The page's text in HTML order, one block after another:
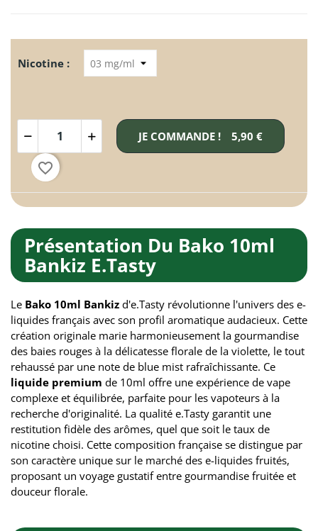
Nicotine :
JE COMMANDE ! 5,90 €
favorite_border
Présentation Du Bako 10ml
Bankiz E.Tasty
Le Bako 10ml Bankiz d'e.Tasty révolutionne l'univers des e-
liquides français avec son profil aromatique audacieux. Cette
création originale marie harmonieusement la gourmandise
des baies rouges à la délicatesse florale de la violette, le tout
rehaussé par une note de blue mist rafraîchissante. Ce
liquide premium de 10ml offre une expérience de vape
complexe et équilibrée, parfaite pour les vapoteurs à la
recherche d'originalité. La qualité e.Tasty garantit une
restitution fidèle des arômes, quel que soit le taux de
nicotine choisi. Cette composition française se distingue par
son caractère unique sur le marché des e-liquides fruités,
proposant un voyage gustatif entre gourmandise fruitée et
douceur florale.